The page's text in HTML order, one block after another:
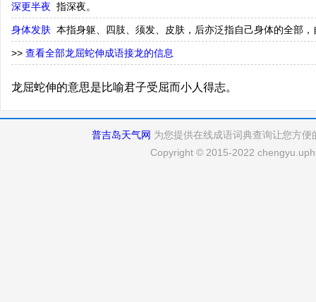
深更半夜 指深夜。
身体发肤 本指身躯、四肢、须发、皮肤，后亦泛指自己身体的全部，
>> 查看全部龙屈蛇伸成语接龙的信息
龙屈蛇伸的意思是比喻君子受屈而小人得志。
普吉岛天气网 为您提供在线成语词典查询让您方
Copyright © 2015-2022